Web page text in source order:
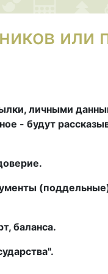
или
личными
- будут
баланса.